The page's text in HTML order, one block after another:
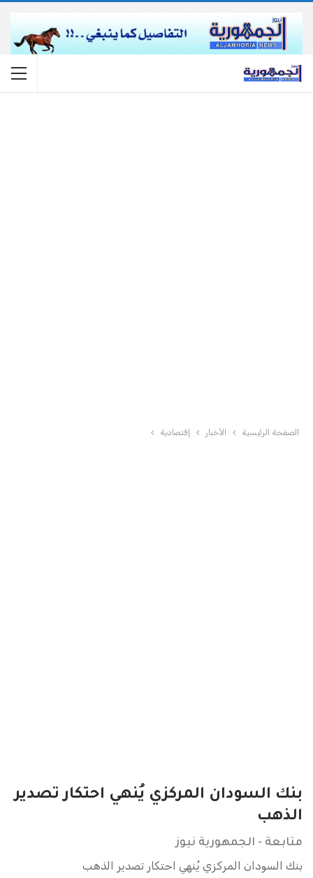
الصفحة الرئيسية الأخبار إقتصادية
بنك السودان المركزي يُنهي احتكار تصدير
الذهب
متابعة - الجمهورية نيوز
بنك السودان المركزي يُنهي احتكار تصدير الذهب